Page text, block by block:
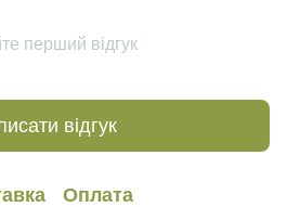
перший відгук
відгук
Оплата